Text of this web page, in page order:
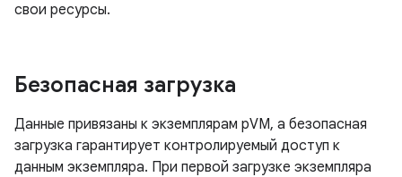
свои ресурсы.
Безопасная загрузка
Данные привязаны к экземплярам pVM, а безопасная
загрузка гарантирует контролируемый доступ к
данным экземпляра. При первой загрузке экземпляра